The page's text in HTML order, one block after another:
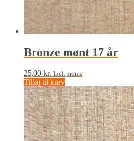
Bronze mønt 17 år
25,00 kr. Incl. moms
Tilføj til kurv